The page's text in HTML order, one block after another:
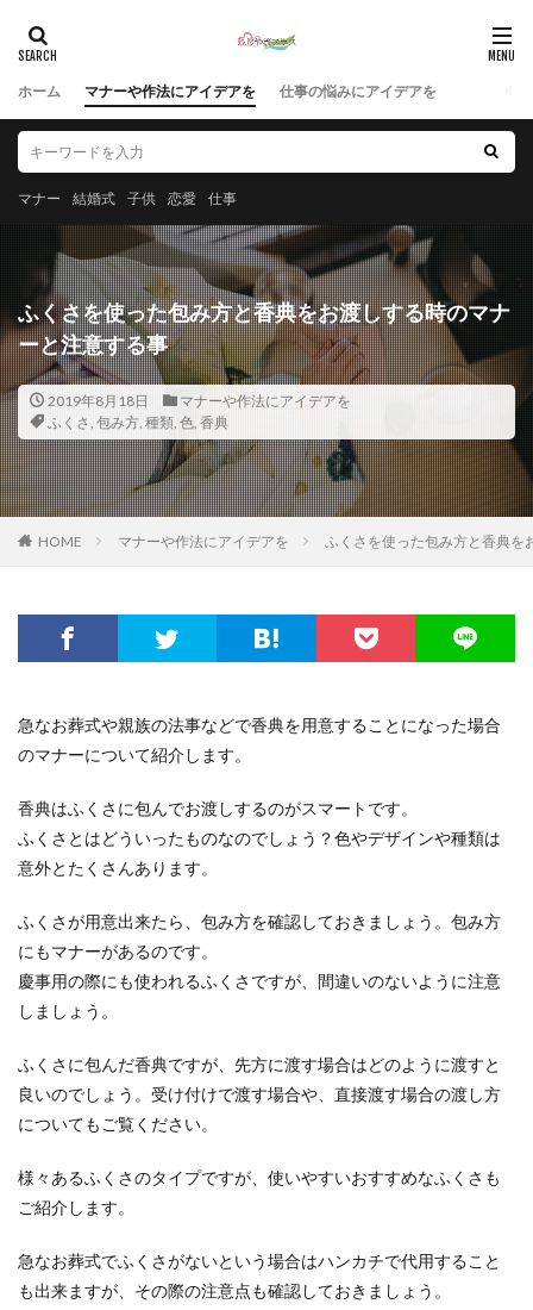
ホーム マナーや作法にアイデアを 仕事の悩みにアイデアを
マナー 結婚式 子供 恋愛 仕事
ふくさを使った包み方と香典をお渡しする時のマナ
ーと注意する事
2019年8月18日
マナーや作法にアイデアを
ふくさ, 包み方, 種類, 色, 香典
HOME マナーや作法にアイデアを ふくさを使った包み方と香典を
急なお葬式や親族の法事などで香典を用意することになった場合
のマナーについて紹介します。
香典はふくさに包んでお渡しするのがスマートです。
ふくさとはどういったものなのでしょう？色やデザインや種類は
意外とたくさんあります。
ふくさが用意出来たら、包み方を確認しておきましょう。包み方
にもマナーがあるのです。
慶事用の際にも使われるふくさですが、間違いのないように注意
しましょう。
ふくさに包んだ香典ですが、先方に渡す場合はどのように渡すと
良いのでしょう。受け付けで渡す場合や、直接渡す場合の渡し方
についてもご覧ください。
様々あるふくさのタイプですが、使いやすいおすすめなふくさも
ご紹介します。
急なお葬式でふくさがないという場合はハンカチで代用すること
も出来ますが、その際の注意点も確認しておきましょう。